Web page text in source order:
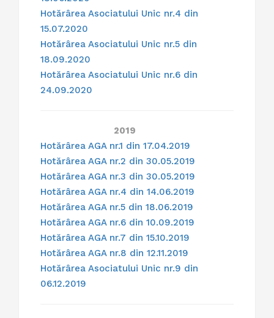
Hotărârea Asociatului Unic nr.4 din
15.07.2020
Hotărârea Asociatului Unic nr.5 din
18.09.2020
Hotărârea Asociatului Unic nr.6 din
24.09.2020
2019
Hotărârea AGA nr.1 din 17.04.2019
Hotărârea AGA nr.2 din 30.05.2019
Hotărârea AGA nr.3 din 30.05.2019
Hotărârea AGA nr.4 din 14.06.2019
Hotărârea AGA nr.5 din 18.06.2019
Hotărârea AGA nr.6 din 10.09.2019
Hotărârea AGA nr.7 din 15.10.2019
Hotărârea AGA nr.8 din 12.11.2019
Hotărârea Asociatului Unic nr.9 din
06.12.2019